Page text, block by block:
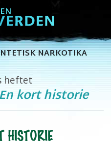
NARKOTIKA
heftet
kort historie
HISTORIE